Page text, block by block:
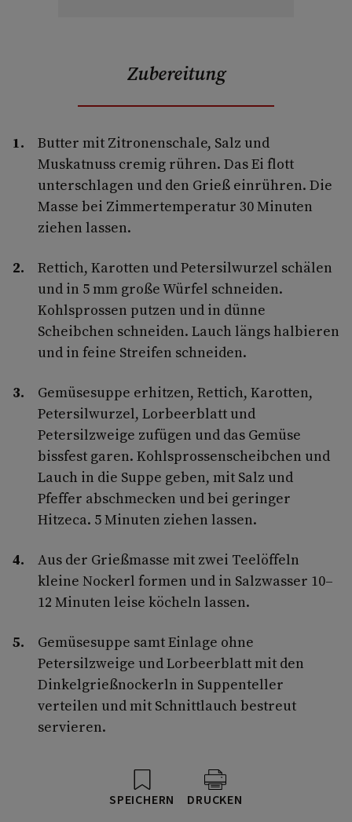
Zubereitung
Butter mit Zitronenschale, Salz und
Muskatnuss cremig rühren. Das Ei flott
unterschlagen und den Grieß einrühren. Die
Masse bei Zimmertemperatur 30 Minuten
ziehen lassen.
Rettich, Karotten und Petersilwurzel schälen
und in 5 mm große Würfel schneiden.
Kohlsprossen putzen und in dünne
Scheibchen schneiden. Lauch längs halbieren
und in feine Streifen schneiden.
Gemüsesuppe erhitzen, Rettich, Karotten,
Petersilwurzel, Lorbeerblatt und
Petersilzweige zufügen und das Gemüse
bissfest garen. Kohlsprossenscheibchen und
Lauch in die Suppe geben, mit Salz und
Pfeffer abschmecken und bei geringer
Hitzeca. 5 Minuten ziehen lassen.
Aus der Grießmasse mit zwei Teelöffeln
kleine Nockerl formen und in Salzwasser 10–
12 Minuten leise köcheln lassen.
Gemüsesuppe samt Einlage ohne
Petersilzweige und Lorbeerblatt mit den
Dinkelgrießnockerln in Suppenteller
verteilen und mit Schnittlauch bestreut
servieren.
SPEICHERN DRUCKEN